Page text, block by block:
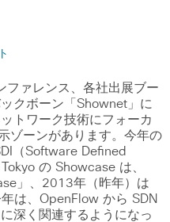
ファレンス、各社出展ブー
クボーン「Shownet」に
トワーク技術にフォーカ
ゾーンがあります。今年の
（Software Defined
の Showcase は、
」、2013年（昨年）は
は、OpenFlow から SDN
深く関連するようになっ